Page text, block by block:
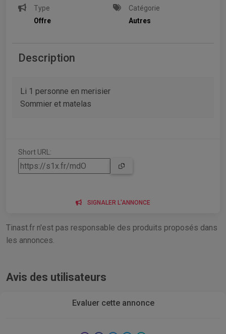
Type
Offre
Catégorie
Autres
Description
Li 1 personne en merisier
Sommier et matelas
Short URL:
SIGNALER L'ANNONCE
Tinast.fr n'est pas responsable des produits proposés dans
les annonces.
Avis des utilisateurs
Evaluer cette annonce